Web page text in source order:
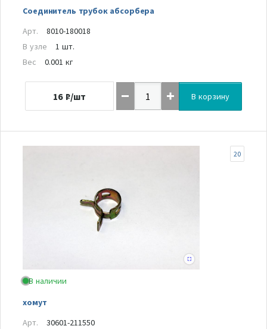
Соединитель трубок абсорбера
Арт.
8010-180018
В узле
1 шт.
Вес
0.001 кг
16 ₽/шт В корзину
В наличии
хомут
20
Арт.
30601-211550